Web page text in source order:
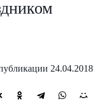
24.04.2018